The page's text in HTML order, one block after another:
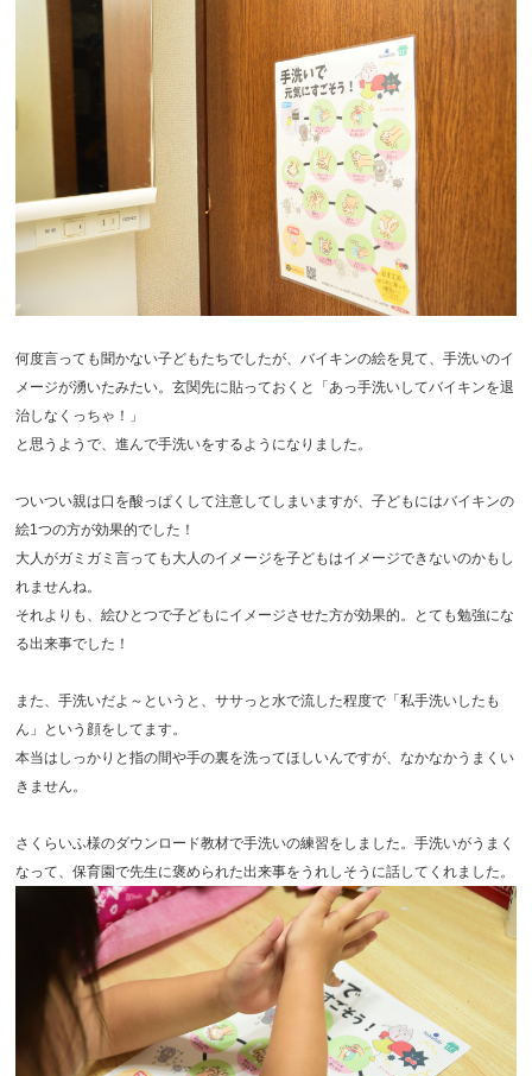
何度言っても聞かない子どもたちでしたが、バイキンの絵を見て、手洗いのイ
メージが湧いたみたい。玄関先に貼っておくと「あっ手洗いしてバイキンを退
治しなくっちゃ！」
と思うようで、進んで手洗いをするようになりました。
ついつい親は口を酸っぱくして注意してしまいますが、子どもにはバイキンの
絵1つの方が効果的でした！
大人がガミガミ言っても大人のイメージを子どもはイメージできないのかもし
れませんね。
それよりも、絵ひとつで子どもにイメージさせた方が効果的。とても勉強にな
る出来事でした！
また、手洗いだよ～というと、ササっと水で流した程度で「私手洗いしたも
ん」という顔をしてます。
本当はしっかりと指の間や手の裏を洗ってほしいんですが、なかなかうまくい
きません。
さくらいふ様のダウンロード教材で手洗いの練習をしました。手洗いがうまく
なって、保育園で先生に褒められた出来事をうれしそうに話してくれました。